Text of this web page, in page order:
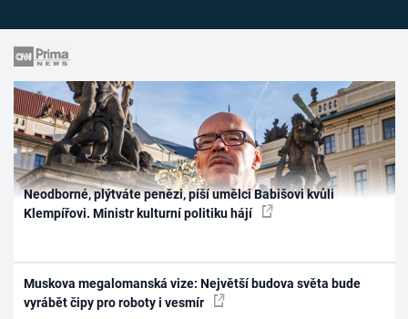
Neodborné, plýtváte penězi, píší umělci Babišovi kvůli
Klempířovi. Ministr kulturní politiku hájí
Muskova megalomanská vize: Největší budova světa bude
vyrábět čipy pro roboty i vesmír